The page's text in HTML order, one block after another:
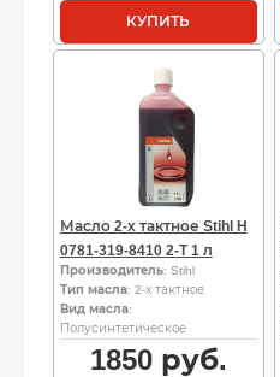
КУПИТЬ
Масло 2-х тактное Stihl H
0781-319-8410 2-T 1 л
Производитель: Stihl
Тип масла: 2-х тактное
Вид масла:
Полусинтетическое
1850руб.